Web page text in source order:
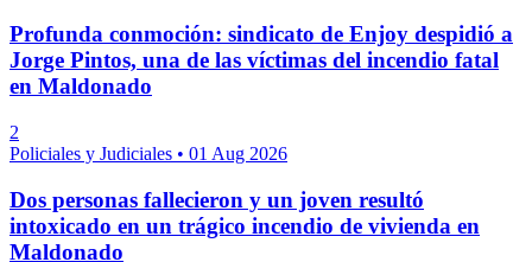
Profunda conmoción: sindicato de Enjoy despidió a
Jorge Pintos, una de las víctimas del incendio fatal
en Maldonado
2
Policiales y Judiciales • 01 Aug 2026
Dos personas fallecieron y un joven resultó
intoxicado en un trágico incendio de vivienda en
Maldonado